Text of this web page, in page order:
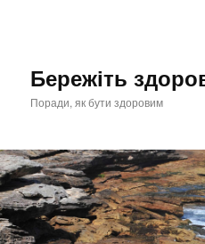
Бережіть
Поради, як бути здоровим